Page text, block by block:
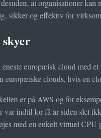
at organisationer
sikker og effektiv for
europæisk cloud med
europæiske clouds, hvis en
er på AWS og for
var indtil for få år siden slet
med en enkelt virtuel CPU